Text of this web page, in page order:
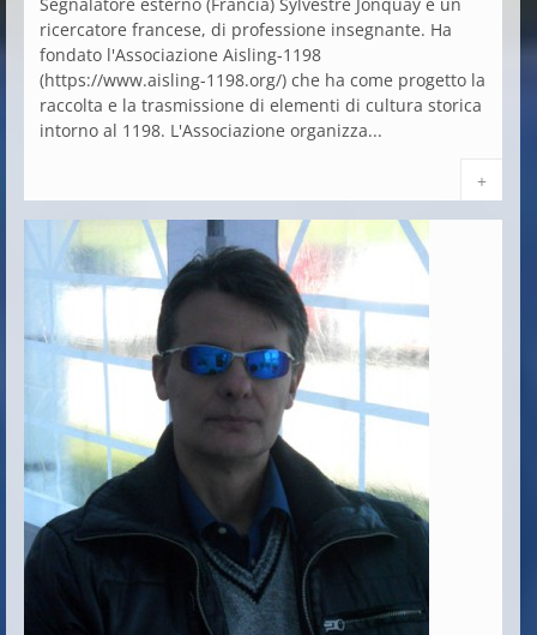
ricercatore francese, di professione insegnante. Ha
fondato l'Associazione Aisling-1198
(https://www.aisling-1198.org/) che ha come progetto la
raccolta e la trasmissione di elementi di cultura storica
intorno al 1198. L'Associazione organizza...
+